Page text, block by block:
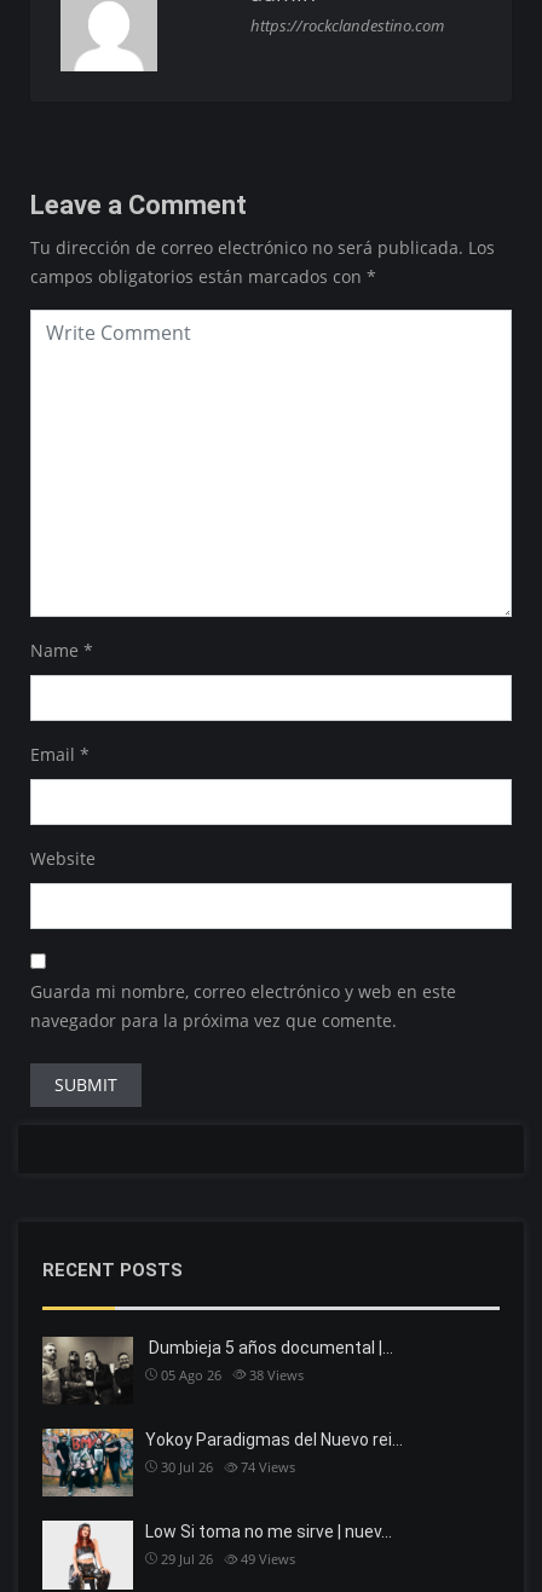
https://rockclandestino.com
Leave a Comment
Tu dirección de correo electrónico no será publicada. Los
campos obligatorios están marcados con *
Name *
Email *
Website
Guarda mi nombre, correo electrónico y web en este
navegador para la próxima vez que comente.
RECENT POSTS
Dumbieja 5 años documental |…
05 Ago 26 38 Views
Yokoy Paradigmas del Nuevo rei…
30 Jul 26 74 Views
Low Si toma no me sirve | nuev…
29 Jul 26 49 Views